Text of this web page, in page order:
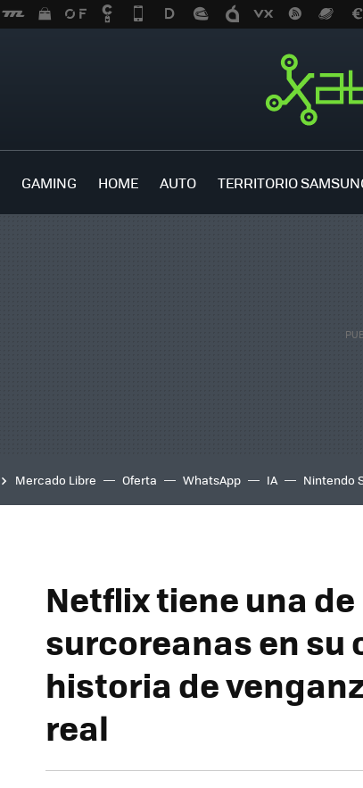
GAMING HOME AUTO TERRITORIO
Mercado Libre Oferta WhatsApp IA Nintendo
Netflix tiene una
surcoreanas en su
historia de
real